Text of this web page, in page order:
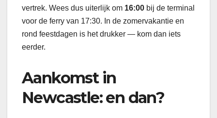
vertrek. Wees dus uiterlijk om 16:00 bij de terminal
voor de ferry van 17:30. In de zomervakantie en
rond feestdagen is het drukker — kom dan iets
eerder.
Aankomst in
Newcastle: en dan?